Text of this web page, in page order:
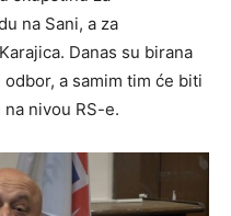
na Sani, a za
Danas su birana
a samim tim će biti
nivou RS-e.